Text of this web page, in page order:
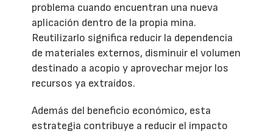
problema cuando encuentran una nueva
aplicación dentro de la propia mina.
Reutilizarlo significa reducir la dependencia
de materiales externos, disminuir el volumen
destinado a acopio y aprovechar mejor los
recursos ya extraídos.
Además del beneficio económico, esta
estrategia contribuye a reducir el impacto